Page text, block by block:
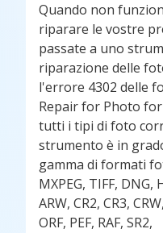
Quando non
riparare le vostre
passate a uno
riparazione delle
l'errore 4302 delle
Repair for Photo
tutti i tipi di foto
strumento è in
gamma di formati
MXPEG, TIFF,
ARW, CR2, CR3,
ORF, PEF, RAF, SR2,